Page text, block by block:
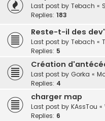
Last post by Tebach «
Replies: 183
Reste-t-il des
Last post by Tebach «
Replies: 5
Création
Last post by Gorka «
Replies: 4
charger map
Last post by KAssTou «
Replies: 6